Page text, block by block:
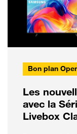
Bon plan
Les
avec la
Livebox